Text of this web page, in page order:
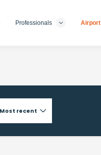
Professionals Airport